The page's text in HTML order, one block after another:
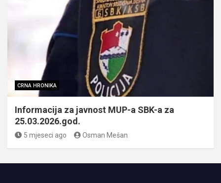
CRNA HRONIKA
Informacija za javnost MUP-a SBK-a za
25.03.2026.god.
5 mjeseci ago Osman Mešan